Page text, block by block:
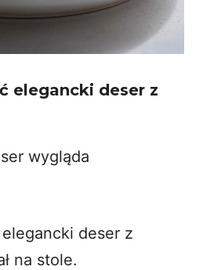
elegancki deser z
wygląda
deser z
na stole.